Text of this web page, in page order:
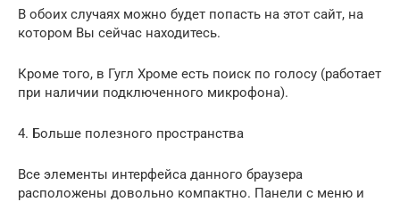
В обоих случаях можно будет попасть на этот сайт, на
котором Вы сейчас находитесь.
Кроме того, в Гугл Хроме есть поиск по голосу (работает
при наличии подключенного микрофона).
4. Больше полезного пространства
Все элементы интерфейса данного браузера
расположены довольно компактно. Панели с меню и